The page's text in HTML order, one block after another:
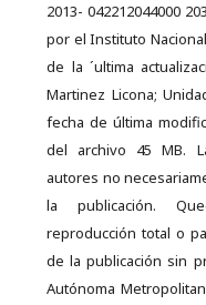
2013- 042212044000
por el Instituto
de la ´ultima
Martinez Licona;
fecha de última
del archivo 45 MB.
autores no
la publicación.
reproducción total o
de la publicación sin
Autónoma